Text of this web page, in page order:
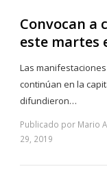
Convocan a
este martes
Las
continúan en la
difundieron…
Publicado por Mario
29, 2019